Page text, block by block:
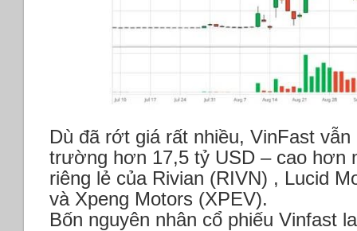
Dù đã rớt giá rất nhiều, VinFast
trường hơn 17,5 tỷ USD – cao hơn
riêng lẻ của Rivian (RIVN) , Lucid
và Xpeng Motors (XPEV).
Bốn nguyên nhân cổ phiếu Vinfast